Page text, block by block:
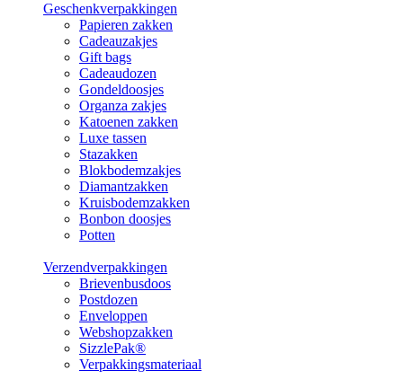
Geschenkverpakkingen
Papieren zakken
Cadeauzakjes
Gift bags
Cadeaudozen
Gondeldoosjes
Organza zakjes
Katoenen zakken
Luxe tassen
Stazakken
Blokbodemzakjes
Diamantzakken
Kruisbodemzakken
Bonbon doosjes
Potten
Verzendverpakkingen
Brievenbusdoos
Postdozen
Enveloppen
Webshopzakken
SizzlePak®
Verpakkingsmateriaal